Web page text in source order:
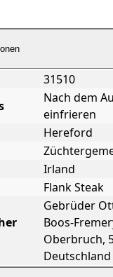
31510
Nach dem
einfrieren
Hereford
Irland
Flank Steak
Gebrüder
Boos-
Oberbruch,
Deutschland